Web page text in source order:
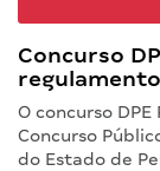
Concurso
O concurso
Concurso
do Estado de